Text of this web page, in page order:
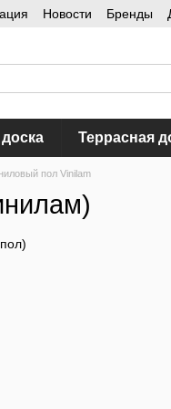
Новости Бренды
Террасная
пол Vinilam